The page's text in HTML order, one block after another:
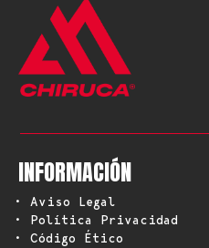
INFORMACIÓN
• Aviso Legal
• Política Privacidad
• Código Ético